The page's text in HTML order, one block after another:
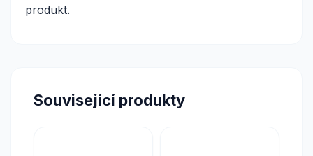
produkt.
Související produkty